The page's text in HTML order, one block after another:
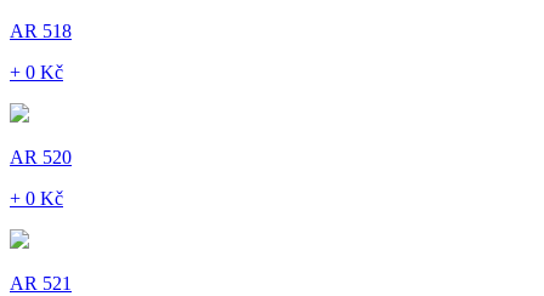
AR 518
+ 0 Kč
AR 520
+ 0 Kč
AR 521